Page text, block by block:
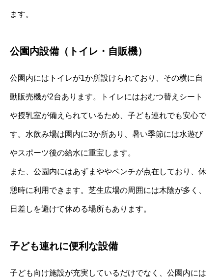
ます。
公園内設備（トイレ・自販機）
公園内にはトイレが1か所設けられており、その横に自
動販売機が2台あります。トイレにはおむつ替えシート
や授乳室が備えられているため、子ども連れでも安心で
す。水飲み場は園内に3か所あり、暑い季節には水遊び
やスポーツ後の給水に重宝します。
また、公園内にはあずまややベンチが点在しており、休
憩時に利用できます。芝生広場の周囲には木陰が多く、
日差しを避けて休める場所もあります。
子ども連れに便利な設備
子ども向け施設が充実しているだけでなく、公園内には